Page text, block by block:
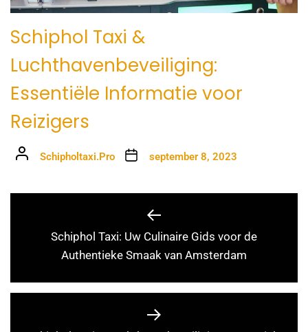
Schiphol Taxi &
Luchthavenbeveiliging:
Essentiële Informatie voor
Reizigers
Schipholtaxi.Pro september 8, 2023
Schiphol Taxi: Uw Culinaire Gids voor de
Authentieke Smaak van Amsterdam